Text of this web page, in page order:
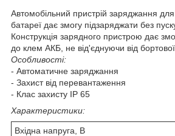
Автомобільний пристрій заряджання
батареї дає змогу підзаряджати без
Конструкція зарядного пристрою дає
до клем АКБ, не від'єднуючи від
Особливості:
- Автоматичне заряджання
- Захист від перевантаження
- Клас захисту IP 65
Характеристики:
Вхідна напруга, В